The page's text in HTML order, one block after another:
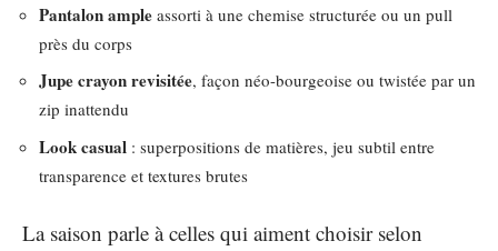
Pantalon ample assorti à une chemise structurée ou un pull
près du corps
Jupe crayon revisitée, façon néo-bourgeoise ou twistée par un
zip inattendu
Look casual : superpositions de matières, jeu subtil entre
transparence et textures brutes
La saison parle à celles qui aiment choisir selon